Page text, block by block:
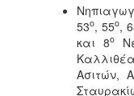
53ο, 55ο,
και 8ο
Ασιτών,